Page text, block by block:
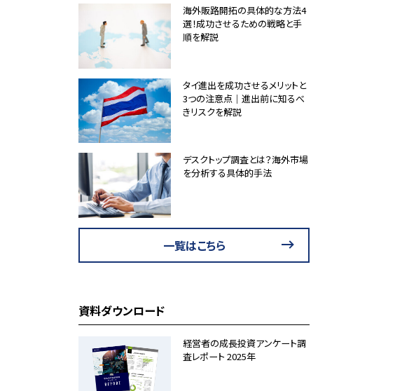
海外販路開拓の具体的な方法4
選！成功させるための戦略と手
順を解説
タイ進出を成功させるメリットと
3つの注意点｜進出前に知るべ
きリスクを解説
デスクトップ調査とは？海外市場
を分析する具体的手法
一覧はこちら
資料ダウンロード
経営者の成長投資アンケート調
査レポート 2025年